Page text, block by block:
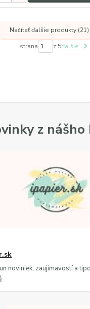
Načítať ďalšie produkty (21)
strana z 5ďalšie
z
noviniek, zaujímavostí a